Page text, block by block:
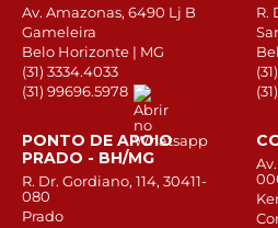
Av. Amazonas, 6490 Lj B
Gameleira
Belo Horizonte | MG
(31) 3334.4033
(31) 99696.5978
R.
PONTO DE APOIO
PRADO - BH/MG
R. Dr. Gordiano, 114, 30411-
080
Prado